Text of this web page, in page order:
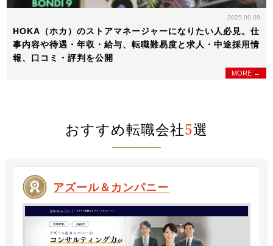
2025.09.09
HOKA（ホカ）のストアマネージャーになりたい人必見。仕
事内容や待遇・年収・給与、転職難易度と求人・中途採用情
報、口コミ・評判を公開
MORE →
おすすめ転職会社5選
アズール＆カンパニー